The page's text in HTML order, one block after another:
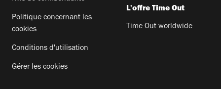
Politique concernant les
cookies
Conditions d'utilisation
Gérer les cookies
L'offre Time Out
Time Out worldwide